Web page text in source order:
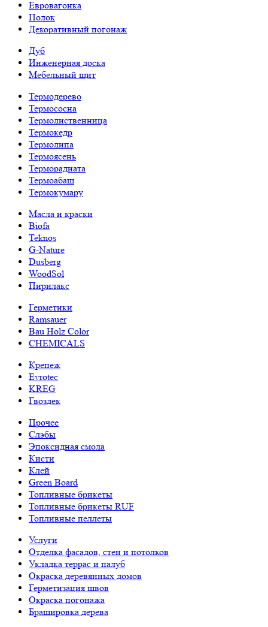
Евровагонка
Полок
Декоративный погонаж
Дуб
Инженерная доска
Мебельный щит
Термодерево
Термососна
Термолиственница
Термокедр
Термолипа
Термоясень
Терморадиата
Термоабаш
Термокумару
Масла и краски
Biofa
Teknos
G-Nature
Dusberg
WoodSol
Пирилакс
Герметики
Ramsauer
Bau Holz Color
CHEMICALS
Крепеж
Evrotec
KREG
Гвоздек
Прочее
Слэбы
Эпоксидная смола
Кисти
Клей
Green Board
Топливные брикеты
Топливные брикеты RUF
Топливные пеллеты
Услуги
Отделка фасадов, стен и потолков
Укладка террас и палуб
Окраска деревянных домов
Герметизация швов
Окраска погонажа
Брашировка дерева